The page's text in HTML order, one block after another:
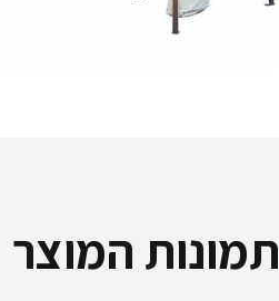
תמונות המוצר